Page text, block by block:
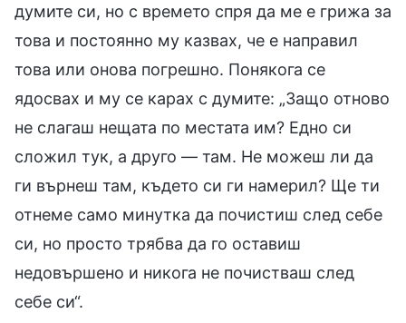
думите си, но с времето спря да ме е грижа за
това и постоянно му казвах, че е направил
това или онова погрешно. Понякога се
ядосвах и му се карах с думите: „Защо отново
не слагаш нещата по местата им? Едно си
сложил тук, а друго — там. Не можеш ли да
ги върнеш там, където си ги намерил? Ще ти
отнеме само минутка да почистиш след себе
си, но просто трябва да го оставиш
недовършено и никога не почистваш след
себе си“.